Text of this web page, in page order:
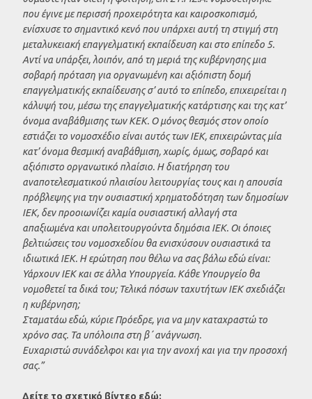
που έγινε με περισσή προχειρότητα και καιροσκοπισμό,
ενίσχυσε το σημαντικό κενό που υπάρχει αυτή τη στιγμή στη
μεταλυκειακή επαγγελματική εκπαίδευση και στο επίπεδο 5.
Αντί να υπάρξει, λοιπόν, από τη μεριά της κυβέρνησης μια
σοβαρή πρόταση για οργανωμένη και αξιόπιστη δομή
επαγγελματικής εκπαίδευσης σ’ αυτό το επίπεδο, επιχειρείται η
κάλυψή του, μέσω της επαγγελματικής κατάρτισης και της κατ’
όνομα αναβάθμισης των ΚΕΚ. Ο μόνος θεσμός στον οποίο
εστιάζει το νομοσχέδιο είναι αυτός των ΙΕΚ, επιχειρώντας μία
κατ’ όνομα θεσμική αναβάθμιση, χωρίς, όμως, σοβαρό και
αξιόπιστο οργανωτικό πλαίσιο. Η διατήρηση του
αναποτελεσματικού πλαισίου λειτουργίας τους και η απουσία
πρόβλεψης για την ουσιαστική χρηματοδότηση των δημοσίων
ΙΕΚ, δεν προοιωνίζει καμία ουσιαστική αλλαγή στα
απαξιωμένα και υπολειτουργούντα δημόσια ΙΕΚ. Οι όποιες
βελτιώσεις του νομοσχεδίου θα ενισχύσουν ουσιαστικά τα
ιδιωτικά ΙΕΚ. Η ερώτηση που θέλω να σας βάλω εδώ είναι:
Υάρχουν ΙΕΚ και σε άλλα Υπουργεία. Κάθε Υπουργείο θα
νομοθετεί τα δικά του; Τελικά πόσων ταχυτήτων ΙΕΚ σχεδιάζει
η κυβέρνηση;
Σταματάω εδώ, κύριε Πρόεδρε, για να μην καταχραστώ το
χρόνο σας. Τα υπόλοιπα στη β΄ ανάγνωση.
Ευχαριστώ συνάδελφοι και για την ανοχή και για την προσοχή
σας.”
Δείτε το σχετικό βίντεο εδώ: